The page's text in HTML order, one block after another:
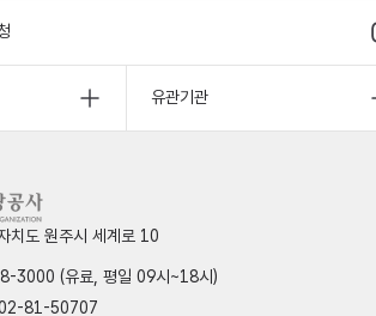
유관기관
치도 원주시 세계로 10
3000 (유료, 평일 09시~18시)
81-50707